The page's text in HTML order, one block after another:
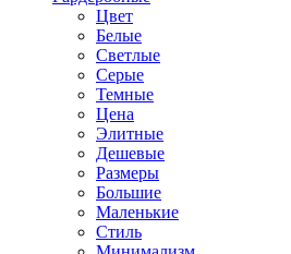
Цвет
Белые
Светлые
Серые
Темные
Цена
Элитные
Дешевые
Размеры
Большие
Маленькие
Стиль